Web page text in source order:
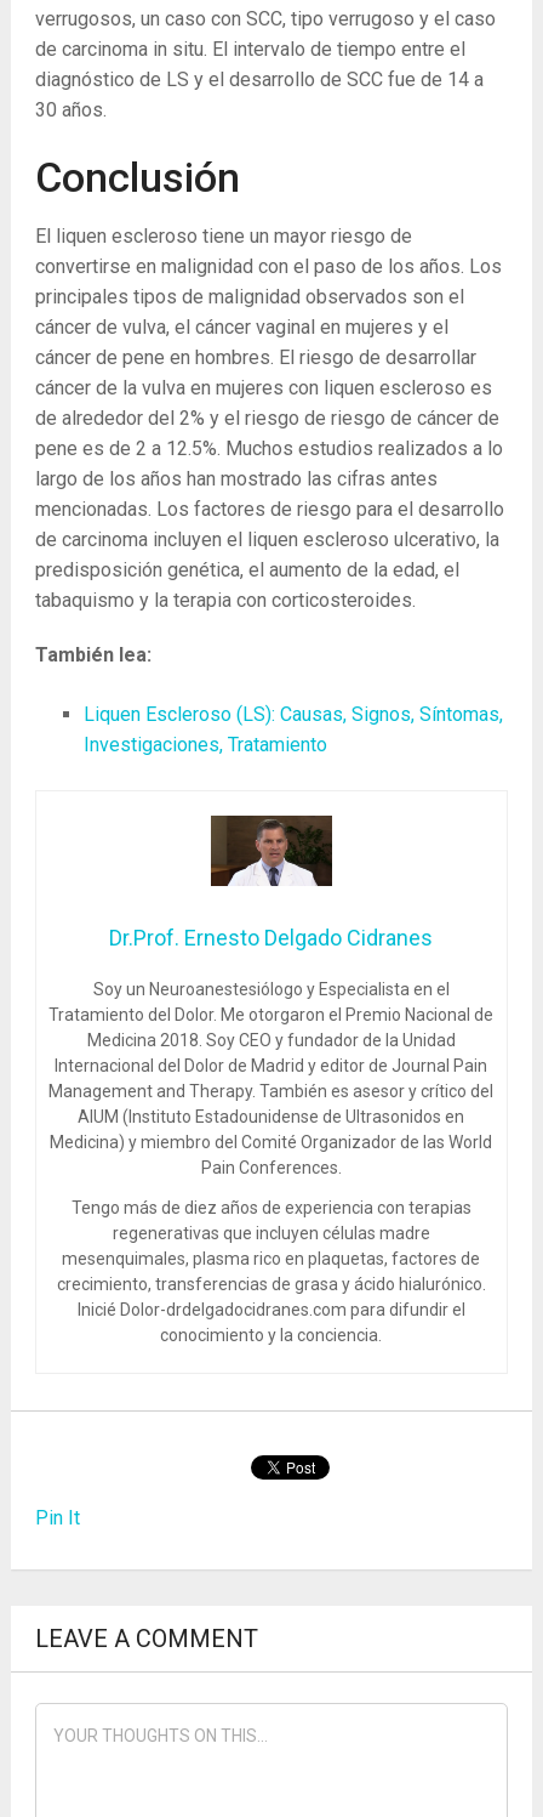
verrugosos, un caso con SCC, tipo verrugoso y el caso
de carcinoma in situ. El intervalo de tiempo entre el
diagnóstico de LS y el desarrollo de SCC fue de 14 a
30 años.
Conclusión
El liquen escleroso tiene un mayor riesgo de
convertirse en malignidad con el paso de los años. Los
principales tipos de malignidad observados son el
cáncer de vulva, el cáncer vaginal en mujeres y el
cáncer de pene en hombres. El riesgo de desarrollar
cáncer de la vulva en mujeres con liquen escleroso es
de alrededor del 2% y el riesgo de riesgo de cáncer de
pene es de 2 a 12.5%. Muchos estudios realizados a lo
largo de los años han mostrado las cifras antes
mencionadas. Los factores de riesgo para el desarrollo
de carcinoma incluyen el liquen escleroso ulcerativo, la
predisposición genética, el aumento de la edad, el
tabaquismo y la terapia con corticosteroides.
También lea:
Liquen Escleroso (LS): Causas, Signos, Síntomas,
Investigaciones, Tratamiento
Dr.Prof. Ernesto Delgado Cidranes
Soy un Neuroanestesiólogo y Especialista en el
Tratamiento del Dolor. Me otorgaron el Premio Nacional de
Medicina 2018. Soy CEO y fundador de la Unidad
Internacional del Dolor de Madrid y editor de Journal Pain
Management and Therapy. También es asesor y crítico del
AIUM (Instituto Estadounidense de Ultrasonidos en
Medicina) y miembro del Comité Organizador de las World
Pain Conferences.
Tengo más de diez años de experiencia con terapias
regenerativas que incluyen células madre
mesenquimales, plasma rico en plaquetas, factores de
crecimiento, transferencias de grasa y ácido hialurónico.
Inicié Dolor-drdelgadocidranes.com para difundir el
conocimiento y la conciencia.
Pin It
LEAVE A COMMENT